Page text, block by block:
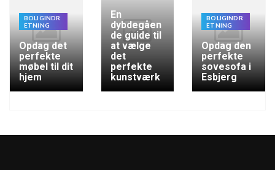
BOLIGINDR
ETNING
Opdag det
perfekte
møbel til dit
hjem
En
dybdegåen
de guide til
at vælge
det
perfekte
kunstværk
BOLIGINDR
ETNING
Opdag den
perfekte
sovesofa i
Esbjerg